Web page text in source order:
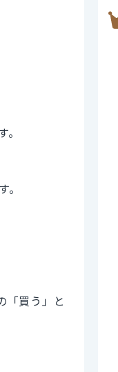
「買う」と